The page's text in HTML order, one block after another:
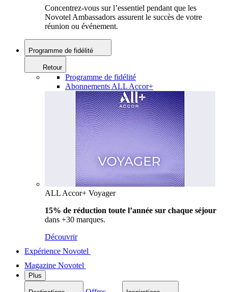
Concentrez-vous sur l’essentiel pendant que les
Novotel Ambassadors assurent le succès de votre
réunion ou événement.
Programme de fidélité
Retour
Programme de fidélité
Abonnements ALL Accor+
ALL Accor+ Voyager
15% de réduction toute l’année sur chaque séjour
dans +30 marques.
Découvrir
Expérience Novotel
Magazine Novotel
Plus